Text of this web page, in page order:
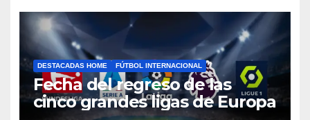
DESTACADAS HOME FÚTBOL INTERNACIONAL
Fecha del regreso de las
cinco grandes ligas de Europa